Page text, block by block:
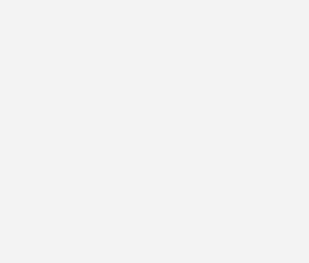
in der
wie helfen sie
Analyse?
Repräsentationen von
von offenen Connections)